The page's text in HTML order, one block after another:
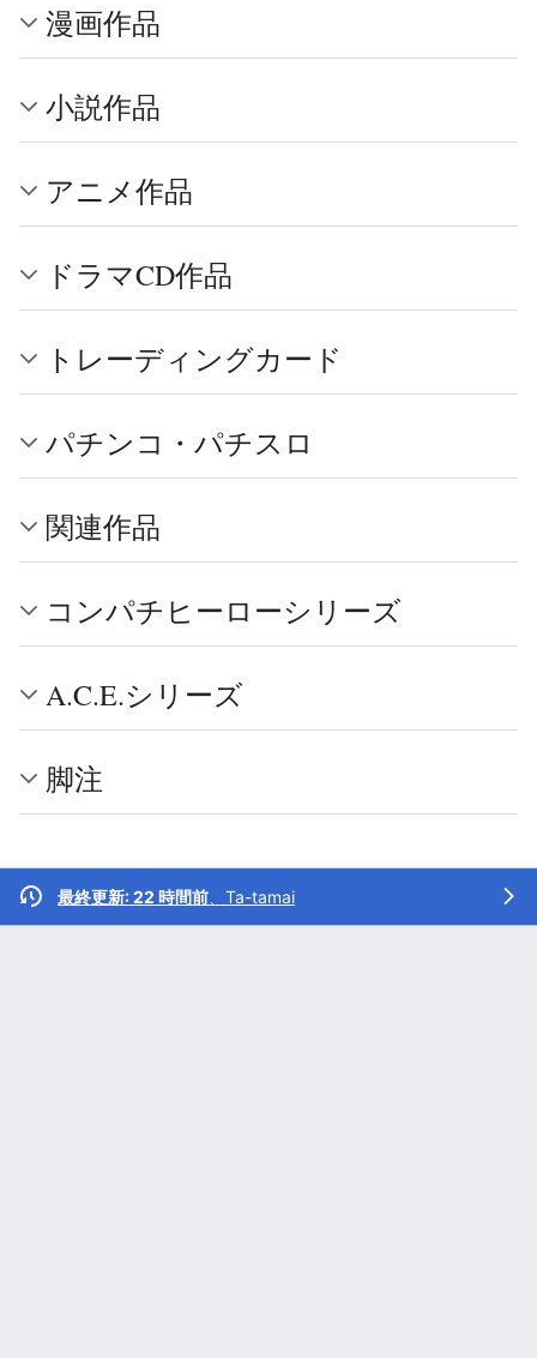
漫画作品
小説作品
アニメ作品
ドラマCD作品
トレーディングカード
パチンコ・パチスロ
関連作品
コンパチヒーローシリーズ
A.C.E.シリーズ
脚注
最終更新: 22 時間前 Ta-tamai